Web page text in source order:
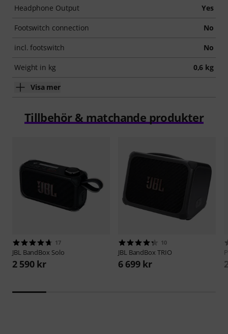
Headphone Output Yes
Footswitch connection No
incl. footswitch No
Weight in kg 0,6 kg
Visa mer
Tillbehör & matchande produkter
17
JBL BandBox Solo
2 590 kr
10
JBL BandBox TRIO
6 699 kr